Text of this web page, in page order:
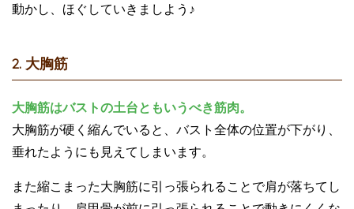
動かし、ほぐしていきましよう♪
2. 大胸筋
大胸筋はバストの土台ともいうべき筋肉。
大胸筋が硬く縮んでいると、バスト全体の位置が下がり、
垂れたようにも見えてしまいます。
また縮こまった大胸筋に引っ張られることで肩が落ちてし